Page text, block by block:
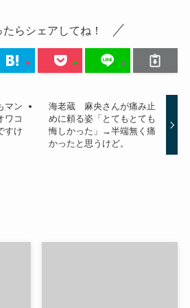
たらシェアしてね！
マン
ワコ
すけ
海老蔵 麻央さんが痛み止
めに頼る姿「とてもとても
悔しかった」→半端無く痛
かったと思うけど。